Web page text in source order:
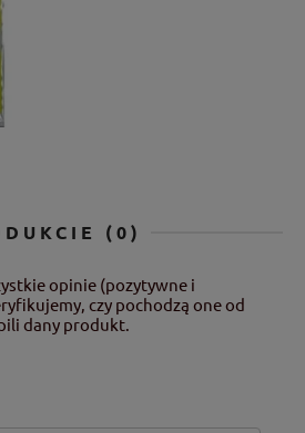
(0)
opinie (pozytywne i
czy pochodzą one od
dany produkt.